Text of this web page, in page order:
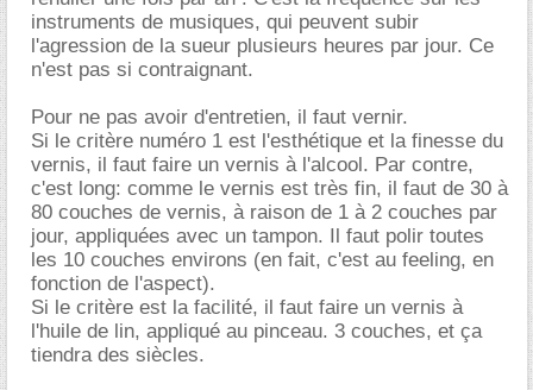
instruments de musiques, qui peuvent subir
l'agression de la sueur plusieurs heures par jour. Ce
n'est pas si contraignant.
Pour ne pas avoir d'entretien, il faut vernir.
Si le critère numéro 1 est l'esthétique et la finesse du
vernis, il faut faire un vernis à l'alcool. Par contre,
c'est long: comme le vernis est très fin, il faut de 30 à
80 couches de vernis, à raison de 1 à 2 couches par
jour, appliquées avec un tampon. Il faut polir toutes
les 10 couches environs (en fait, c'est au feeling, en
fonction de l'aspect).
Si le critère est la facilité, il faut faire un vernis à
l'huile de lin, appliqué au pinceau. 3 couches, et ça
tiendra des siècles.